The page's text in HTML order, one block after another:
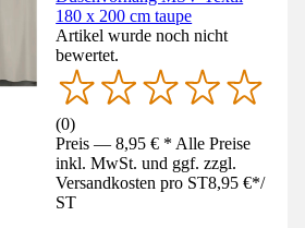
180 x 200 cm taupe
Artikel wurde noch nicht
bewertet.
(0)
Preis — 8,95 € * Alle Preise
inkl. MwSt. und ggf. zzgl.
Versandkosten pro ST8,95 €*/
ST